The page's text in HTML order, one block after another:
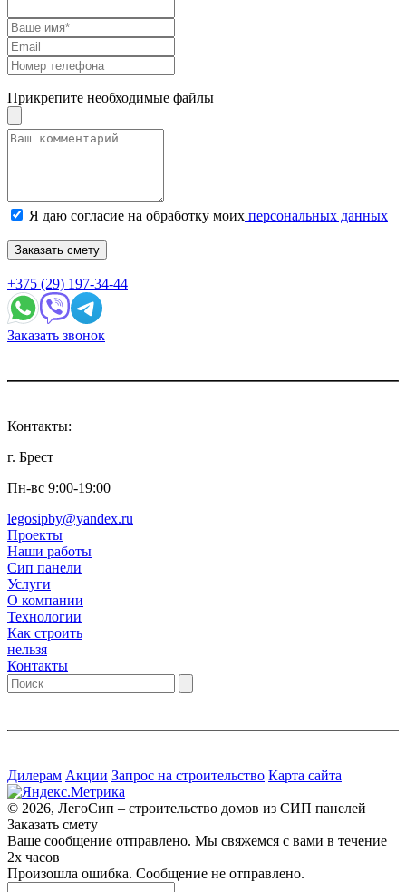
Прикрепите необходимые файлы
Я даю согласие на обработку моих персональных данных
Заказать смету
+375 (29) 197-34-44
Заказать звонок
Контакты:
г. Брест
Пн-вс 9:00-19:00
legosipby@yandex.ru
Проекты
Наши работы
Сип панели
Услуги
О компании
Технологии
Как строить
нельзя
Контакты
Дилерам Акции Запрос на строительство Карта сайта
© 2026, ЛегоСип – строительство домов из СИП панелей
Заказать смету
Ваше сообщение отправлено. Мы свяжемся с вами в течение
2х часов
Произошла ошибка. Сообщение не отправлено.